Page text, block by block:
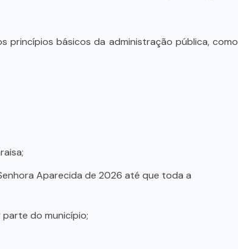
princípios básicos da administração pública, como
Aparecida de 2026 até que toda a
do município;